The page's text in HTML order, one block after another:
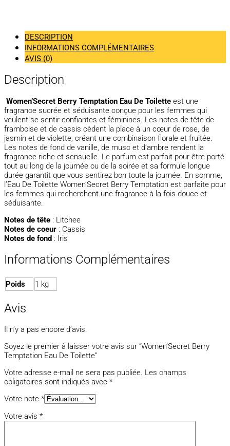
DESCRIPTION
INFORMATIONS COMPLÉMENTAIRES
AVIS (0)
Description
Women’Secret Berry Temptation Eau De Toilette est une
fragrance sucrée et séduisante conçue pour les femmes qui
veulent se sentir confiantes et féminines. Les notes de tête de
framboise et de cassis cèdent la place à un cœur de rose, de
jasmin et de violette, créant une combinaison florale et fruitée.
Les notes de fond de vanille, de musc et d’ambre rendent la
fragrance riche et sensuelle. Le parfum est parfait pour être porté
tout au long de la journée ou de la soirée et sa formule longue
durée garantit que vous sentirez bon toute la journée. En somme,
l’Eau De Toilette Women’Secret Berry Temptation est parfaite pour
les femmes qui recherchent une fragrance à la fois douce et
séduisante.
Notes de tête : Litchee
Notes de coeur : Cassis
Notes de fond : Iris
Informations Complémentaires
Poids 1 kg
Avis
Il n’y a pas encore d’avis.
Soyez le premier à laisser votre avis sur “Women’Secret Berry
Temptation Eau De Toilette”
Votre adresse e-mail ne sera pas publiée. Les champs
obligatoires sont indiqués avec *
Votre note *
Votre avis *